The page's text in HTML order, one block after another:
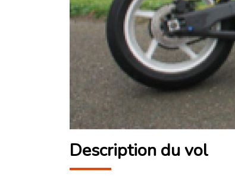
Description du vol